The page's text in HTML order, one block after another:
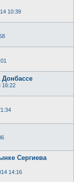
10:39
16:22
Сергиева
14:16